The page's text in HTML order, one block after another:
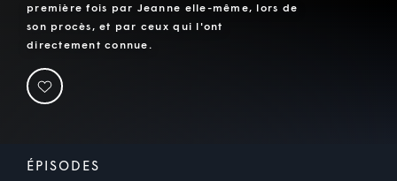
première fois par Jeanne elle-même, lors de
son procès, et par ceux qui l'ont
directement connue.
ÉPISODES